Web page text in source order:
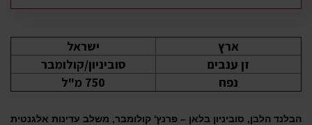
ארץ
ישראל
זן ענבים
סוביניון/קולומבר
נפח
750 מ"ל
הבלנד הלבן, סוביניון בלאן – פרנץ' קולומבר, משלב עדינות אלגנטית